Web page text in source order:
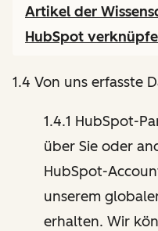
Artikel der
HubSpot
1.4 Von uns erfasste
1.4.1 HubSpot-
über Sie oder
HubSpot-
unserem
erhalten. Wir